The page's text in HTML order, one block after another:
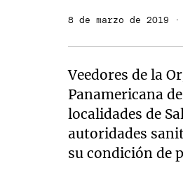
8 de marzo de 2019
Veedores de la
Panamericana
localidades de
autoridades
su condición de